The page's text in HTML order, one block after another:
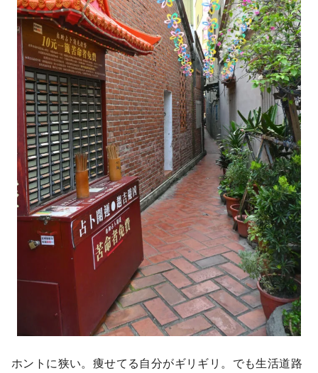
ホントに狭い。痩せてる自分がギリギリ。でも生活道路